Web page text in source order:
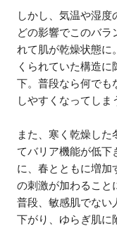
しかし、気温や湿
どの影響でこのバラ
れて肌が乾燥状態に
くられていた構造
下。普段なら何でも
しやすくなってしま
また、寒く乾燥し
てバリア機能が低下
に、春とともに増加
の刺激が加わること
普段、敏感肌でない
下がり、ゆらぎ肌に